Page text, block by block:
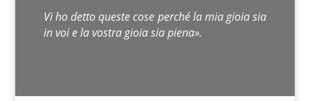
Vi ho detto queste cose perché la mia gioia sia
in voi e la vostra gioia sia piena».